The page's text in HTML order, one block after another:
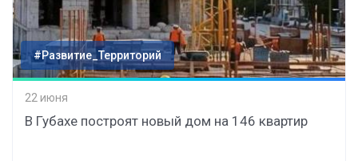
#Развитие_Территорий
22 июня
В Губахе построят новый дом на 146 квартир